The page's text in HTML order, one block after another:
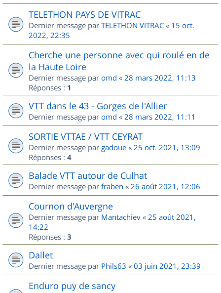
TELETHON PAYS DE VITRAC
Dernier message par TELETHON VITRAC « 15 oct.
2022, 22:35
Cherche une personne avec qui roulé en de
la Haute Loire
Dernier message par omd « 28 mars 2022, 11:13
Réponses : 1
VTT dans le 43 - Gorges de l'Allier
Dernier message par omd « 28 mars 2022, 11:11
SORTIE VTTAE / VTT CEYRAT
Dernier message par gadoue « 25 oct. 2021, 13:09
Réponses : 4
Balade VTT autour de Culhat
Dernier message par fraben « 26 août 2021, 12:06
Cournon d'Auvergne
Dernier message par Mantachiev « 25 août 2021,
14:22
Réponses : 3
Dallet
Dernier message par Phils63 « 03 juin 2021, 23:39
Enduro puy de sancy